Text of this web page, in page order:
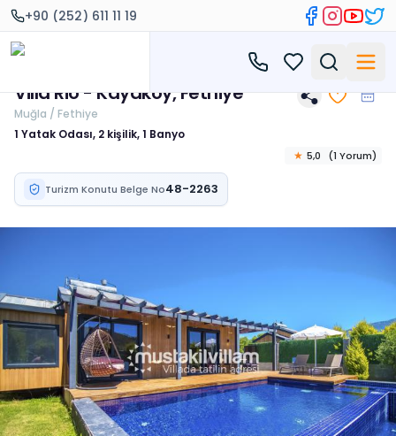
+90 (252) 611 11 19
Villa Rio - Kayaköy, Fethiye
Muğla / Fethiye
1 Yatak Odası, 2 kişilik, 1 Banyo
★ 5,0 (1 Yorum)
Turizm Konutu Belge No48-2263